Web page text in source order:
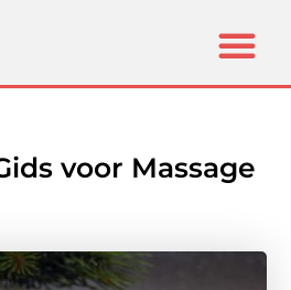
voor Massage